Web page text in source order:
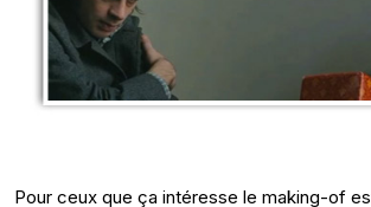
Pour ceux que ça intéresse le making-of